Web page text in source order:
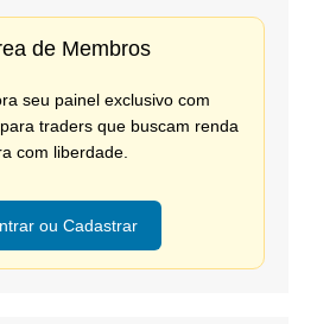
de Membros
seu painel exclusivo com
traders que buscam renda
com liberdade.
ou Cadastrar